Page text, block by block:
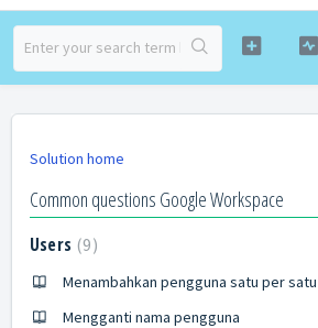
Solution home
Common questions Google Workspace
Users 9
Menambahkan pengguna satu per satu
Mengganti nama pengguna